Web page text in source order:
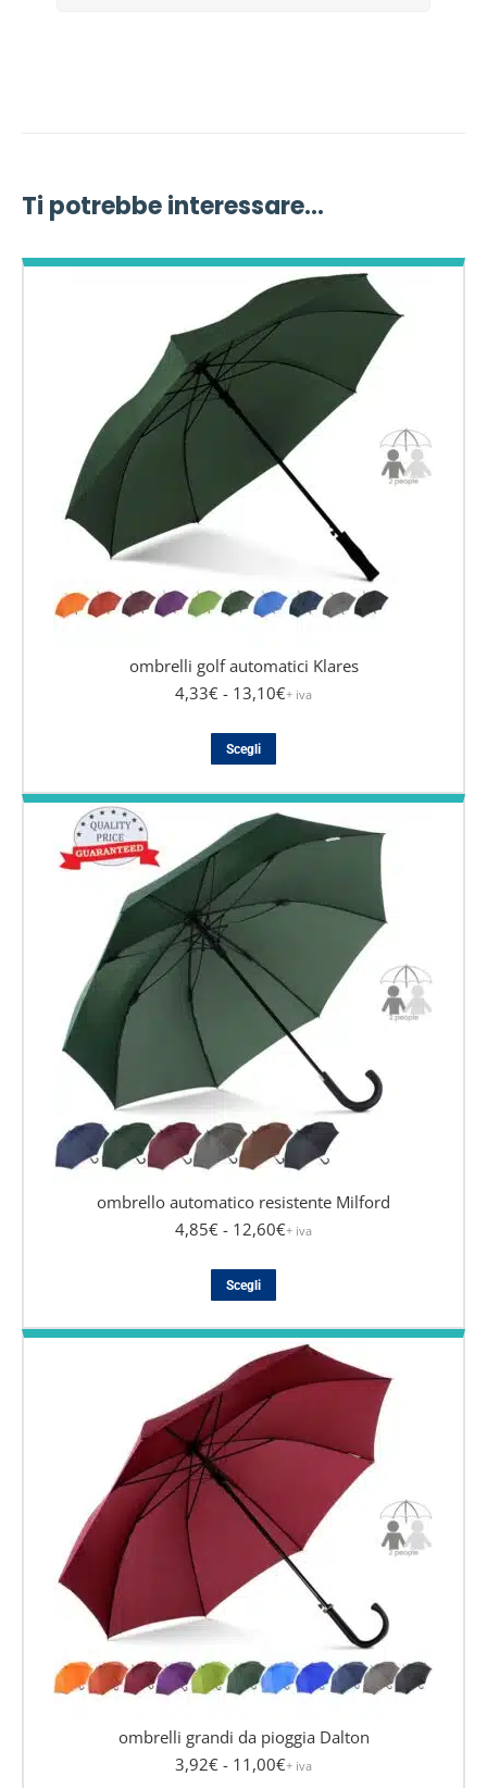
Ti potrebbe interessare…
ombrelli golf automatici Klares
4,33€ - 13,10€+ iva
Scegli
prodotto
ha
più
varianti.
opzioni
scelte
nella
pagina
prodotto
ombrello automatico resistente Milford
4,85€ - 12,60€+ iva
Scegli
prodotto
ha
più
varianti.
opzioni
essere
scelte
nella
pagina
prodotto
ombrelli grandi da pioggia Dalton
3,92€ - 11,00€+ iva